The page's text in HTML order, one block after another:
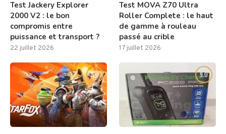
Test Jackery Explorer
2000 V2 : le bon
compromis entre
puissance et transport ?
22 juillet 2026
Test MOVA Z70 Ultra
Roller Complete : le haut
de gamme à rouleau
passé au crible
17 juillet 2026
8.0 9.0